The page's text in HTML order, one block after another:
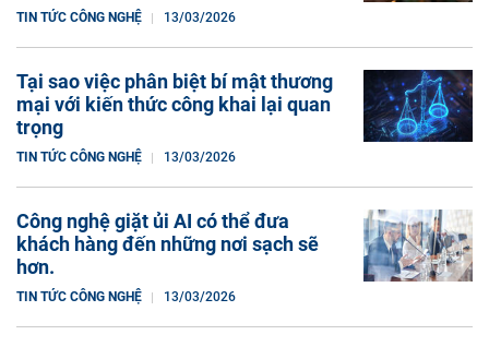
TIN TỨC CÔNG NGHỆ 13/03/2026
Tại sao việc phân biệt bí mật thương
mại với kiến ​​thức công khai lại quan
trọng
TIN TỨC CÔNG NGHỆ 13/03/2026
Công nghệ giặt ủi AI có thể đưa
khách hàng đến những nơi sạch sẽ
hơn.
TIN TỨC CÔNG NGHỆ 13/03/2026